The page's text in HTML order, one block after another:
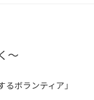
～
ボランティア」